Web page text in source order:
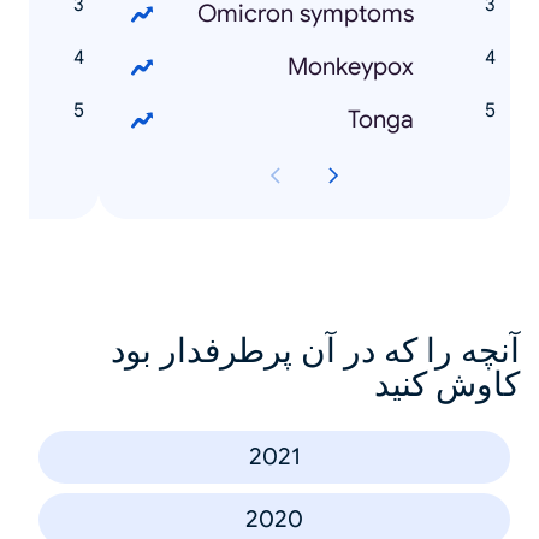
Omicron symptoms
Monkeypox
Tonga
آنچه را که در آن پرطرفدار بود
کاوش کنید
2021
2020